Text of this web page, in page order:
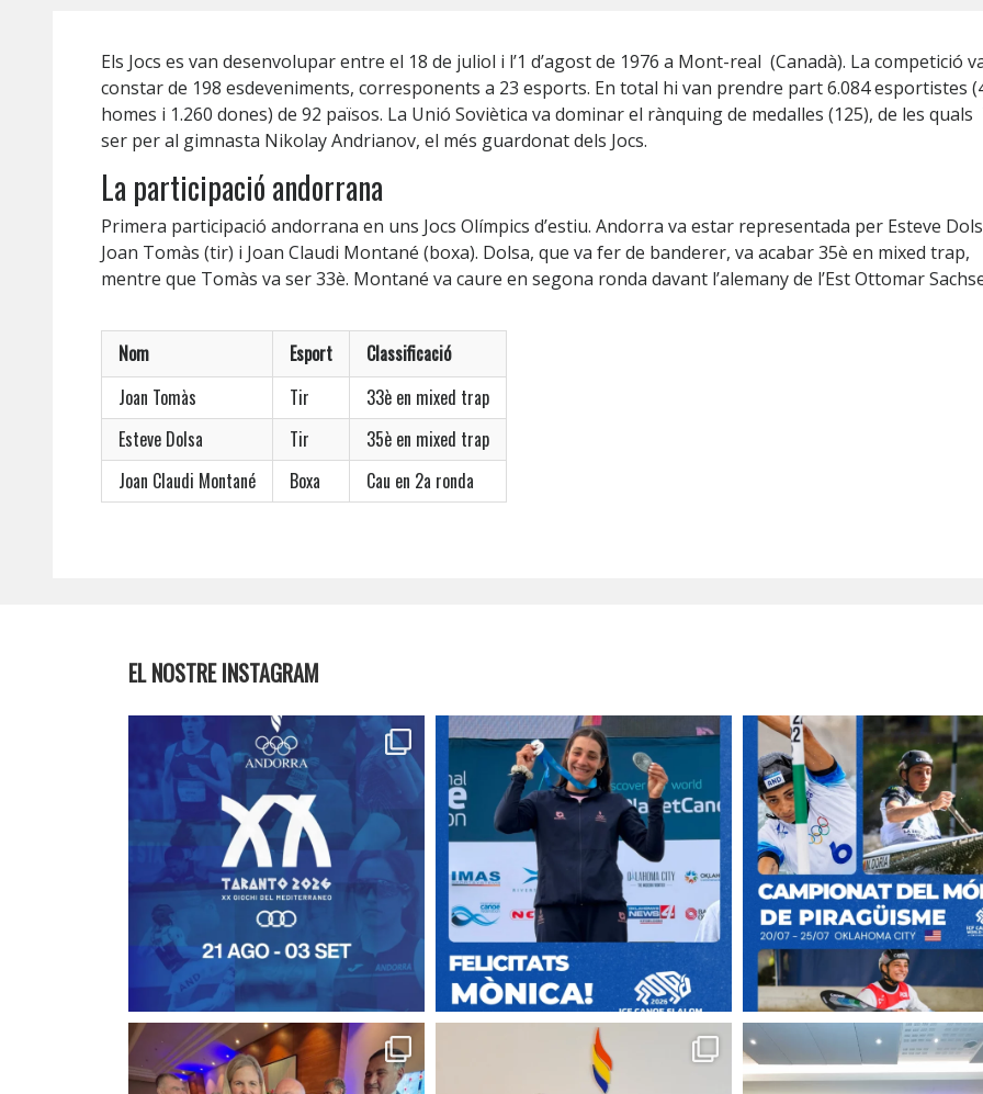
Els Jocs es van desenvolupar entre el 18 de juliol i l’1 d’agost de 1976 a Mont-real (Canadà). La competició
constar de 198 esdeveniments, corresponents a 23 esports. En total hi van prendre part 6.084 esportistes
homes i 1.260 dones) de 92 països. La Unió Soviètica va dominar el rànquing de medalles (125), de les quals
ser per al gimnasta Nikolay Andrianov, el més guardonat dels Jocs.
La participació andorrana
Primera participació andorrana en uns Jocs Olímpics d’estiu. Andorra va estar representada per Esteve
Joan Tomàs (tir) i Joan Claudi Montané (boxa). Dolsa, que va fer de banderer, va acabar 35è en mixed trap,
mentre que Tomàs va ser 33è. Montané va caure en segona ronda davant l’alemany de l’Est Ottomar
Nom Esport
Classificació
Joan Tomàs
Tir
33è en mixed trap
Esteve Dolsa
Tir
35è en mixed trap
Joan Claudi Montané
Boxa Cau en 2a ronda
EL NOSTRE INSTAGRAM